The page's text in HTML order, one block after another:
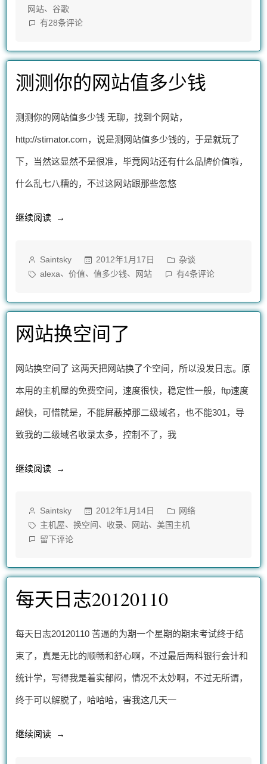
无
访
问”
网站、 谷歌
大
网
站
无
法
问
有28条评论
测测你的网站值多少钱
测测你的网站值多少钱 无聊，找到个网站，
http://stimator.com，说是测网站值多少钱的，于是就玩了
下，当然这显然不是很准，毕竟网站还有什么品牌价值啦，
什么乱七八糟的，不过这网站跟那些忽悠
继续阅读“测
你
网
站
多
少
钱”
作
者：
Saintsky 2012年1月17日
发
布
杂谈
标
alexa、 价值、 值多少钱、 网站
测
你
的
多
钱
有4条评论
网站换空间了
网站换空间了 这两天把网站换了个空间，所以没发日志。原
本用的主机屋的免费空间，速度很快，稳定性一般，ftp速度
超快，可惜就是，不能屏蔽掉那二级域名，也不能301，导
致我的二级域名收录太多，控制不了，我
继续阅读“网
换
空
了”
作
者：
Saintsky 2012年1月14日
发
布
网络
标
签：
主机屋、 换空间、 收录、 网站、 美国主机
在
站
换
空
间
上
留下评论
每天日志20120110
每天日志20120110 苦逼的为期一个星期的期末考试终于结
束了，真是无比的顺畅和舒心啊，不过最后两科银行会计和
统计学，写得我是着实郁闷，情况不太妙啊，不过无所谓，
终于可以解脱了，哈哈哈，害我这几天一
继续阅读“每